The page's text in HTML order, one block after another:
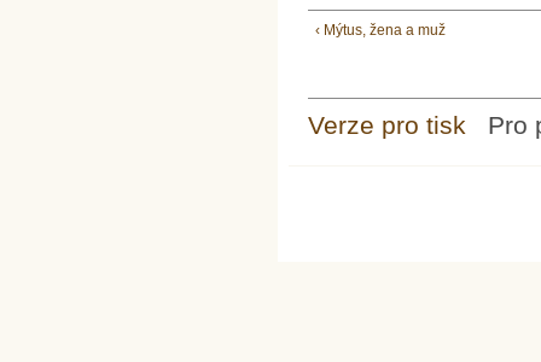
‹ Mýtus, žena a muž
Verze pro tisk Pro